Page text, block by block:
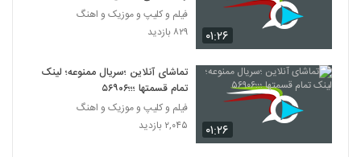
۰۱:۲۶
فیلم و کلیپ و موزیک و اهنگ
۸۲۹ بازدید
۰۱:۲۶
تماشای آنلاین ؛سریال ممنوعه؛ لینک
تمام قسمتها ؛؛؛۵۶۹۰۶
فیلم و کلیپ و موزیک و اهنگ
۲,۰۴۵ بازدید